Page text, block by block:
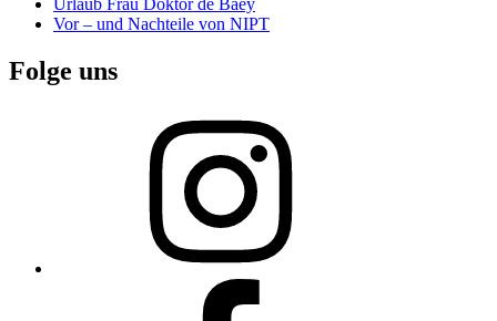
Vor – und Nachteile von NIPT
Folge uns